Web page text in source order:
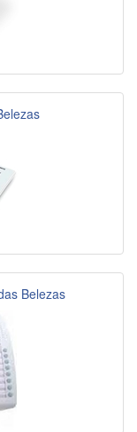
Belezas